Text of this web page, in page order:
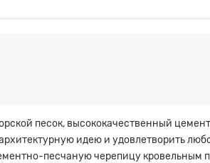
песок, высококачественный
идею и удовлетворить
песчаную черепицу кровельным